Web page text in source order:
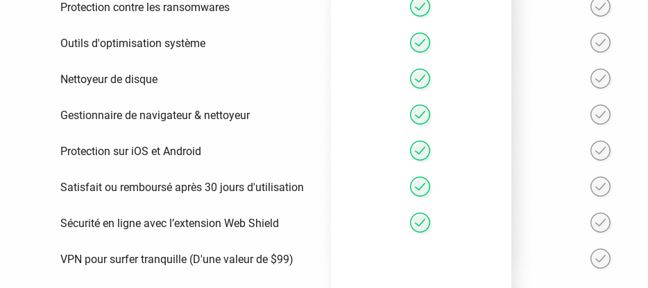
Protection contre les ransomwares
Outils d'optimisation système
Nettoyeur de disque
Gestionnaire de navigateur & nettoyeur
Protection sur iOS et Android
Satisfait ou remboursé après 30 jours d'utilisation
Sécurité en ligne avec l’extension Web Shield
VPN pour surfer tranquille (D'une valeur de $99)